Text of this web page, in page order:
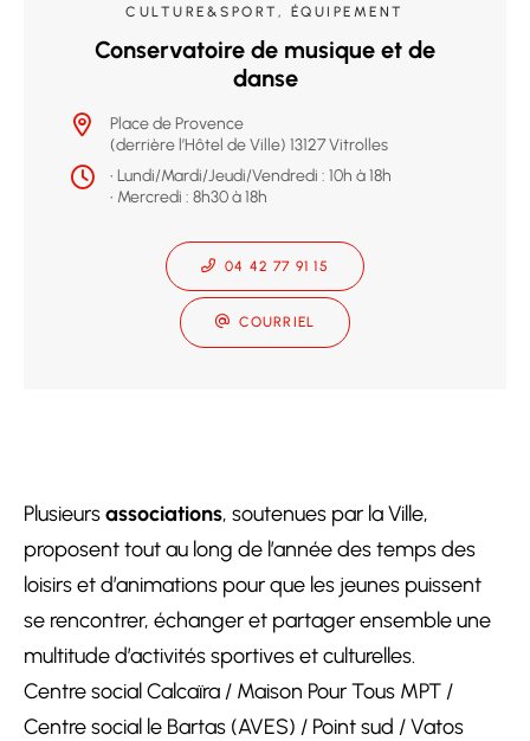
CULTURE&SPORT, ÉQUIPEMENT
Conservatoire de musique et de
danse
Place de Provence
(derrière l’Hôtel de Ville) 13127 Vitrolles
• Lundi/Mardi/Jeudi/Vendredi : 10h à 18h
• Mercredi : 8h30 à 18h
04 42 77 91 15
COURRIEL
Plusieursassociations, soutenues par la Ville,
proposent tout au long de l’année des temps des
loisirs et d’animations pour que les jeunes puissent
se rencontrer, échanger et partager ensemble une
multitude d’activités sportives et culturelles.
Centre social Calcaïra / Maison Pour Tous MPT /
Centre social le Bartas (AVES) / Point sud / Vatos